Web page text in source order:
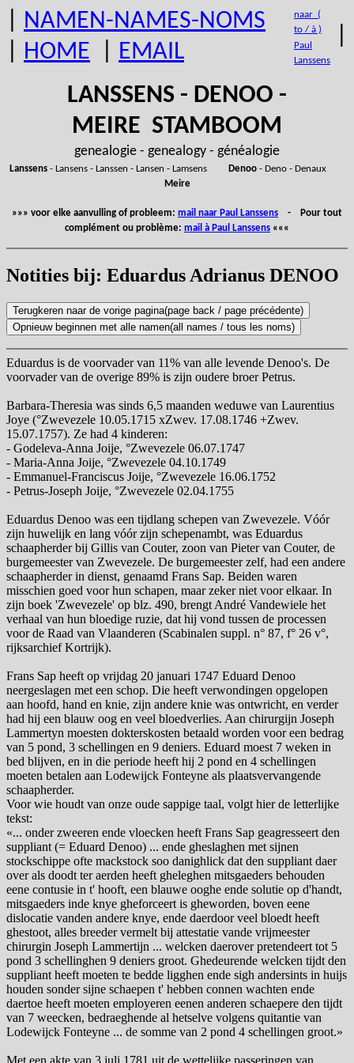
NAMEN-NAMES-NOMS
HOME EMAIL
naar (
to / à )
Paul
Lanssens
LANSSENS - DENOO -
MEIRE STAMBOOM
genealogie - genealogy - généalogie
Lanssens- Lansens - Lanssen - Lansen - Lamsens Denoo- Deno - Denaux
Meire
»»» voor elke aanvulling of probleem: mail naar Paul Lanssens - Pour tout
complément ou problème: mail à Paul Lanssens «««
Notities bij: Eduardus Adrianus DENOO
Eduardus is de voorvader van 11% van alle levende Denoo's. De
voorvader van de overige 89% is zijn oudere broer Petrus.
Barbara-Theresia was sinds 6,5 maanden weduwe van Laurentius
Joye (°Zwevezele 10.05.1715 xZwev. 17.08.1746 +Zwev.
15.07.1757). Ze had 4 kinderen:
- Godeleva-Anna Joije, °Zwevezele 06.07.1747
- Maria-Anna Joije, °Zwevezele 04.10.1749
- Emmanuel-Franciscus Joije, °Zwevezele 16.06.1752
- Petrus-Joseph Joije, °Zwevezele 02.04.1755
Eduardus Denoo was een tijdlang schepen van Zwevezele. Vóór
zijn huwelijk en lang vóór zijn schepenambt, was Eduardus
schaapherder bij Gillis van Couter, zoon van Pieter van Couter, de
burgemeester van Zwevezele. De burgemeester zelf, had een andere
schaapherder in dienst, genaamd Frans Sap. Beiden waren
misschien goed voor hun schapen, maar zeker niet voor elkaar. In
zijn boek 'Zwevezele' op blz. 490, brengt André Vandewiele het
verhaal van hun bloedige ruzie, dat hij vond tussen de processen
voor de Raad van Vlaanderen (Scabinalen suppl. n° 87, f° 26 v°,
rijksarchief Kortrijk).
Frans Sap heeft op vrijdag 20 januari 1747 Eduard Denoo
neergeslagen met een schop. Die heeft verwondingen opgelopen
aan hoofd, hand en knie, zijn andere knie was ontwricht, en verder
had hij een blauw oog en veel bloedverlies. Aan chirurgijn Joseph
Lammertyn moesten dokterskosten betaald worden voor een bedrag
van 5 pond, 3 schellingen en 9 deniers. Eduard moest 7 weken in
bed blijven, en in die periode heeft hij 2 pond en 4 schellingen
moeten betalen aan Lodewijck Fonteyne als plaatsvervangende
schaapherder.
Voor wie houdt van onze oude sappige taal, volgt hier de letterlijke
tekst:
«... onder zweeren ende vloecken heeft Frans Sap geagresseert den
suppliant (= Eduard Denoo) ... ende gheslaghen met sijnen
stockschippe ofte mackstock soo danighlick dat den suppliant daer
over als doodt ter aerden heeft gheleghen mitsgaeders behouden
eene contusie in t' hooft, een blauwe ooghe ende solutie op d'handt,
mitsgaeders inde knye gheforceert is gheworden, boven eene
dislocatie vanden andere knye, ende daerdoor veel bloedt heeft
ghestoot, alles breeder vermelt bij attestatie vande vrijmeester
chirurgin Joseph Lammertijn ... welcken daerover pretendeert tot 5
pond 3 schellinghen 9 deniers groot. Ghedeurende welcken tijdt den
suppliant heeft moeten te bedde ligghen ende sigh andersints in huijs
houden sonder sijne schaepen t' hebben connen wachten ende
daertoe heeft moeten employeren eenen anderen schaepere den tijdt
van 7 weecken, bedraeghende al hetselve volgens quitantie van
Lodewijck Fonteyne ... de somme van 2 pond 4 schellingen groot.»
Met een akte van 3 juli 1781 uit de wettelijke passeringen van